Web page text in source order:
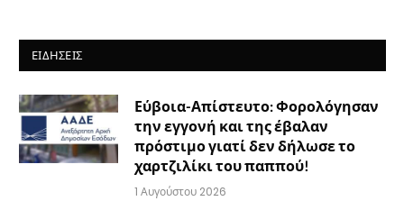
ΕΙΔΉΣΕΙΣ
Εύβοια-Απίστευτο: Φορολόγησαν
την εγγονή και της έβαλαν
πρόστιμο γιατί δεν δήλωσε το
χαρτζιλίκι του παππού!
1 Αυγούστου 2026